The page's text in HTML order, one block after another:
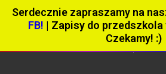
Serdecznie zapraszamy na
FB! | Zapisy do przedszkola
Czekamy! :)